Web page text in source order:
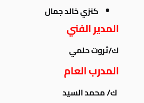
كنزي خالد جمال
المدير الفني
ك/ثروت حلمي
المدرب العام
ك/ محمد السيد